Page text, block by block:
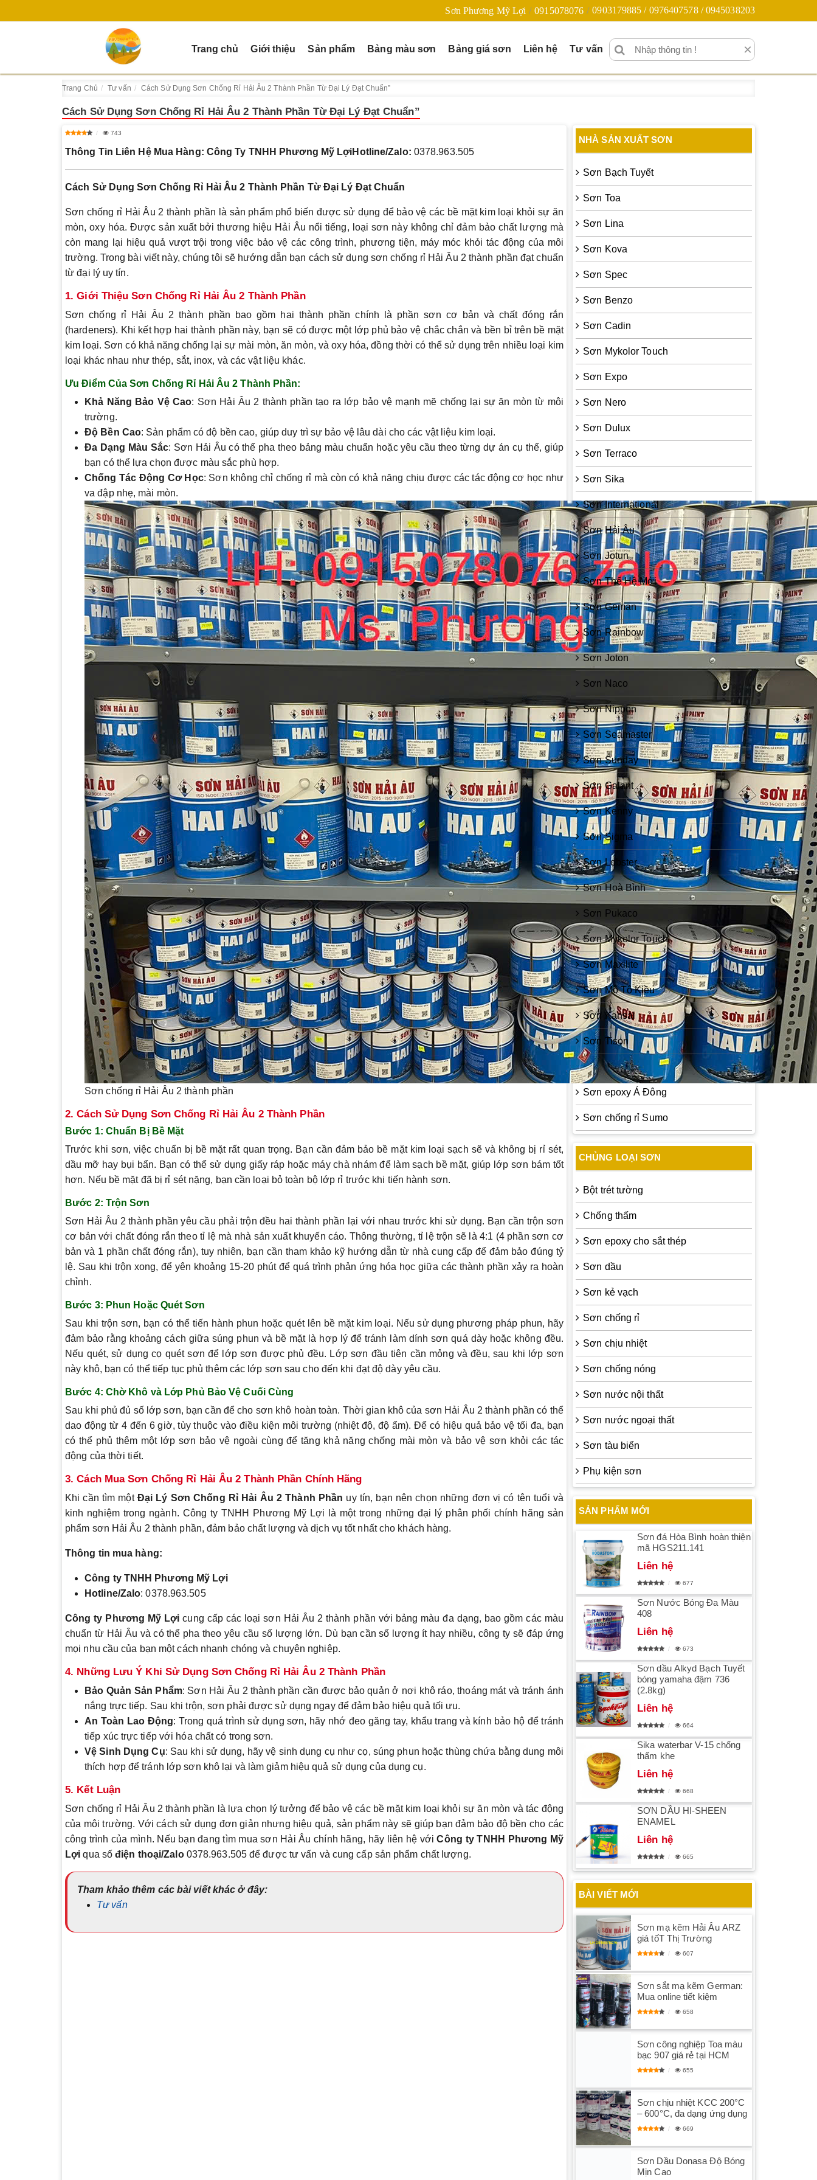
Sơn Phương Mỹ Lợi 0915078076 0903179885 / 0976407578 / 0945038203
Trang chủ Giới thiệu Sản phẩm Bảng màu sơn Bảng giá sơn Liên hệ Tư vấn ×
Trang Chủ Tư vấn Cách Sử Dụng Sơn Chống Rỉ Hải Âu 2 Thành Phần Từ Đại Lý Đạt Chuẩn”
Cách Sử Dụng Sơn Chống Rỉ Hải Âu 2 Thành Phần Từ Đại Lý Đạt Chuẩn”
743
Thông Tin Liên Hệ Mua Hàng: Công Ty TNHH Phương Mỹ LợiHotline/Zalo: 0378.963.505
Cách Sử Dụng Sơn Chống Rỉ Hải Âu 2 Thành Phần Từ Đại Lý Đạt Chuẩn
Sơn chống rỉ Hải Âu 2 thành phần là sản phẩm phổ biến được sử dụng để bảo vệ các bề mặt kim loại khỏi sự ăn
mòn, oxy hóa. Được sản xuất bởi thương hiệu Hải Âu nổi tiếng, loại sơn này không chỉ đảm bảo chất lượng mà
còn mang lại hiệu quả vượt trội trong việc bảo vệ các công trình, phương tiện, máy móc khỏi tác động của môi
trường. Trong bài viết này, chúng tôi sẽ hướng dẫn bạn cách sử dụng sơn chống rỉ Hải Âu 2 thành phần đạt chuẩn
từ đại lý uy tín.
1. Giới Thiệu Sơn Chống Rỉ Hải Âu 2 Thành Phần
Sơn chống rỉ Hải Âu 2 thành phần bao gồm hai thành phần chính là phần sơn cơ bản và chất đóng rắn
(hardeners). Khi kết hợp hai thành phần này, bạn sẽ có được một lớp phủ bảo vệ chắc chắn và bền bỉ trên bề mặt
kim loại. Sơn có khả năng chống lại sự mài mòn, ăn mòn, và oxy hóa, đồng thời có thể sử dụng trên nhiều loại kim
loại khác nhau như thép, sắt, inox, và các vật liệu khác.
Ưu Điểm Của Sơn Chống Rỉ Hải Âu 2 Thành Phần:
Khả Năng Bảo Vệ Cao: Sơn Hải Âu 2 thành phần tạo ra lớp bảo vệ mạnh mẽ chống lại sự ăn mòn từ môi
trường.
Độ Bền Cao: Sản phẩm có độ bền cao, giúp duy trì sự bảo vệ lâu dài cho các vật liệu kim loại.
Đa Dạng Màu Sắc: Sơn Hải Âu có thể pha theo bảng màu chuẩn hoặc yêu cầu theo từng dự án cụ thể, giúp
bạn có thể lựa chọn được màu sắc phù hợp.
Chống Tác Động Cơ Học: Sơn không chỉ chống rỉ mà còn có khả năng chịu được các tác động cơ học như
va đập nhẹ, mài mòn.
Sơn chống rỉ Hải Âu 2 thành phần
2. Cách Sử Dụng Sơn Chống Rỉ Hải Âu 2 Thành Phần
Bước 1: Chuẩn Bị Bề Mặt
Trước khi sơn, việc chuẩn bị bề mặt rất quan trọng. Bạn cần đảm bảo bề mặt kim loại sạch sẽ và không bị rỉ sét,
dầu mỡ hay bụi bẩn. Bạn có thể sử dụng giấy ráp hoặc máy chà nhám để làm sạch bề mặt, giúp lớp sơn bám tốt
hơn. Nếu bề mặt đã bị rỉ sét nặng, bạn cần loại bỏ toàn bộ lớp rỉ trước khi tiến hành sơn.
Bước 2: Trộn Sơn
Sơn Hải Âu 2 thành phần yêu cầu phải trộn đều hai thành phần lại với nhau trước khi sử dụng. Bạn cần trộn sơn
cơ bản với chất đóng rắn theo tỉ lệ mà nhà sản xuất khuyến cáo. Thông thường, tỉ lệ trộn sẽ là 4:1 (4 phần sơn cơ
bản và 1 phần chất đóng rắn), tuy nhiên, bạn cần tham khảo kỹ hướng dẫn từ nhà cung cấp để đảm bảo đúng tỷ
lệ. Sau khi trộn xong, để yên khoảng 15-20 phút để quá trình phản ứng hóa học giữa các thành phần xảy ra hoàn
chỉnh.
Bước 3: Phun Hoặc Quét Sơn
Sau khi trộn sơn, bạn có thể tiến hành phun hoặc quét lên bề mặt kim loại. Nếu sử dụng phương pháp phun, hãy
đảm bảo rằng khoảng cách giữa súng phun và bề mặt là hợp lý để tránh làm dính sơn quá dày hoặc không đều.
Nếu quét, sử dụng cọ quét sơn để lớp sơn được phủ đều. Lớp sơn đầu tiên cần mỏng và đều, sau khi lớp sơn
này khô, bạn có thể tiếp tục phủ thêm các lớp sơn sau cho đến khi đạt độ dày yêu cầu.
Bước 4: Chờ Khô và Lớp Phủ Bảo Vệ Cuối Cùng
Sau khi phủ đủ số lớp sơn, bạn cần để cho sơn khô hoàn toàn. Thời gian khô của sơn Hải Âu 2 thành phần có thể
dao động từ 4 đến 6 giờ, tùy thuộc vào điều kiện môi trường (nhiệt độ, độ ẩm). Để có hiệu quả bảo vệ tối đa, bạn
có thể phủ thêm một lớp sơn bảo vệ ngoài cùng để tăng khả năng chống mài mòn và bảo vệ sơn khỏi các tác
động của thời tiết.
3. Cách Mua Sơn Chống Rỉ Hải Âu 2 Thành Phần Chính Hãng
Khi cần tìm một Đại Lý Sơn Chống Rỉ Hải Âu 2 Thành Phần uy tín, bạn nên chọn những đơn vị có tên tuổi và
kinh nghiệm trong ngành. Công ty TNHH Phương Mỹ Lợi là một trong những đại lý phân phối chính hãng sản
phẩm sơn Hải Âu 2 thành phần, đảm bảo chất lượng và dịch vụ tốt nhất cho khách hàng.
Thông tin mua hàng:
Công ty TNHH Phương Mỹ Lợi
Hotline/Zalo: 0378.963.505
Công ty Phương Mỹ Lợicung cấp các loại sơn Hải Âu 2 thành phần với bảng màu đa dạng, bao gồm các màu
chuẩn từ Hải Âu và có thể pha theo yêu cầu số lượng lớn. Dù bạn cần số lượng ít hay nhiều, công ty sẽ đáp ứng
mọi nhu cầu của bạn một cách nhanh chóng và chuyên nghiệp.
4. Những Lưu Ý Khi Sử Dụng Sơn Chống Rỉ Hải Âu 2 Thành Phần
Bảo Quản Sản Phẩm: Sơn Hải Âu 2 thành phần cần được bảo quản ở nơi khô ráo, thoáng mát và tránh ánh
nắng trực tiếp. Sau khi trộn, sơn phải được sử dụng ngay để đảm bảo hiệu quả tối ưu.
An Toàn Lao Động: Trong quá trình sử dụng sơn, hãy nhớ đeo găng tay, khẩu trang và kính bảo hộ để tránh
tiếp xúc trực tiếp với hóa chất có trong sơn.
Vệ Sinh Dụng Cụ: Sau khi sử dụng, hãy vệ sinh dụng cụ như cọ, súng phun hoặc thùng chứa bằng dung môi
thích hợp để tránh lớp sơn khô lại và làm giảm hiệu quả sử dụng của dụng cụ.
5. Kết Luận
Sơn chống rỉ Hải Âu 2 thành phần là lựa chọn lý tưởng để bảo vệ các bề mặt kim loại khỏi sự ăn mòn và tác động
của môi trường. Với cách sử dụng đơn giản nhưng hiệu quả, sản phẩm này sẽ giúp bạn đảm bảo độ bền cho các
công trình của mình. Nếu bạn đang tìm mua sơn Hải Âu chính hãng, hãy liên hệ vớiCông ty TNHH Phương Mỹ
Lợi qua sốđiện thoại/Zalo0378.963.505 để được tư vấn và cung cấp sản phẩm chất lượng.
Tham khảo thêm các bài viết khác ở đây:
Tư vấn
NHÀ SẢN XUẤT SƠN
Sơn Bạch Tuyết
Sơn Toa
Sơn Lina
Sơn Kova
Sơn Spec
Sơn Benzo
Sơn Cadin
Sơn Mykolor Touch
Sơn Expo
Sơn Nero
Sơn Dulux
Sơn Terraco
Sơn Sika
Sơn International
Sơn Hải Âu
Sơn Jotun
Sơn Thế Hệ Mới
Sơn Geman
Sơn Rainbow
Sơn Joton
Sơn Naco
Sơn Nippon
Sơn Seamaster
Sơn Sunday
Sơn Galant
Sơn Kenny
Sơn Sigma
Sơn Lobster
Sơn Hoà Bình
Sơn Pukaco
Sơn Mykolor Touch
Sơn Maxilite
Sơn Mô Tô Kiều
Sơn Kansai
Sơn Tison
Sơn Zinc Guard
Sơn epoxy Á Đông
Sơn chống rỉ Sumo
CHỦNG LOẠI SƠN
Bột trét tường
Chống thấm
Sơn epoxy cho sắt thép
Sơn dầu
Sơn kẻ vạch
Sơn chống rỉ
Sơn chịu nhiệt
Sơn chống nóng
Sơn nước nội thất
Sơn nước ngoại thất
Sơn tàu biển
Phụ kiện sơn
SẢN PHẨM MỚI
Sơn đá Hòa Bình hoàn thiện
mã HGS211.141
Liên hệ
677
Sơn Nước Bóng Đa Màu
408
Liên hệ
673
Sơn dầu Alkyd Bạch Tuyết
bóng yamaha đậm 736
(2.8kg)
Liên hệ
664
Sika waterbar V-15 chống
thấm khe
Liên hệ
668
SƠN DẦU HI-SHEEN
ENAMEL
Liên hệ
665
BÀI VIẾT MỚI
Sơn mạ kẽm Hải Âu ARZ
giá tốT Thị Trường
607
Sơn sắt mạ kẽm German:
Mua online tiết kiệm
658
Sơn công nghiệp Toa màu
bạc 907 giá rẻ tại HCM
655
Sơn chịu nhiệt KCC 200°C
– 600°C, đa dạng ứng dụng
669
Sơn Dầu Donasa Độ Bóng
Mịn Cao